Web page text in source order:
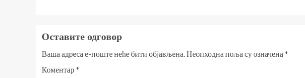
Оставите одговор
Ваша адреса е-поште неће бити објављена.Неопходна поља су означена *
Коментар*